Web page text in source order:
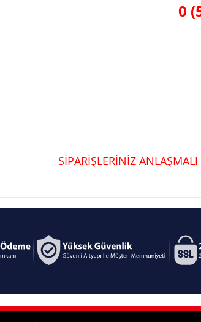
0
SİPARİŞLERİNİZ